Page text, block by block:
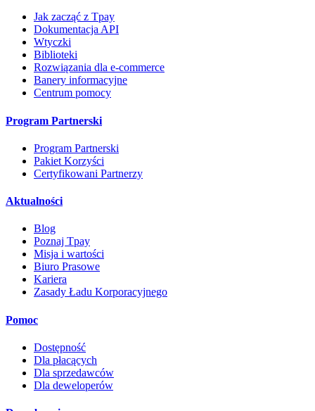
Jak zacząć z Tpay
Dokumentacja API
Wtyczki
Biblioteki
Rozwiązania dla e-commerce
Banery informacyjne
Centrum pomocy
Program Partnerski
Program Partnerski
Pakiet Korzyści
Certyfikowani Partnerzy
Aktualności
Blog
Poznaj Tpay
Misja i wartości
Biuro Prasowe
Kariera
Zasady Ładu Korporacyjnego
Pomoc
Dostępność
Dla płacących
Dla sprzedawców
Dla deweloperów